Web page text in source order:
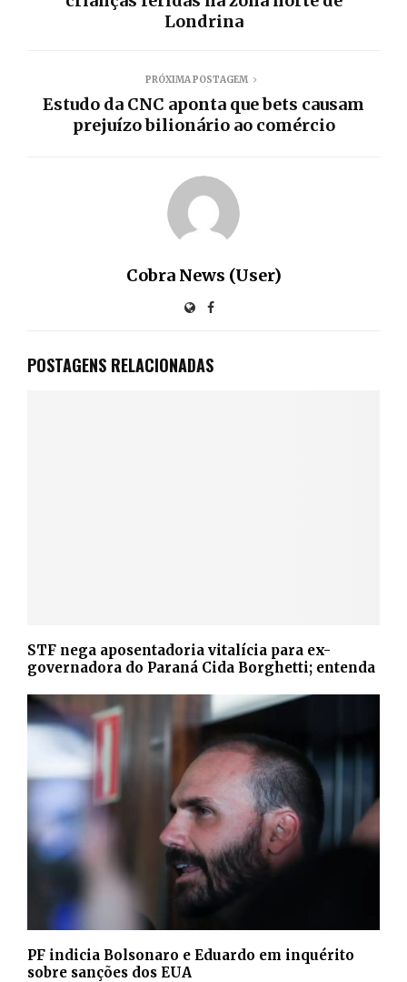
Londrina
PRÓXIMA POSTAGEM
Estudo da CNC aponta que bets causam
prejuízo bilionário ao comércio
Cobra News (User)
POSTAGENS RELACIONADAS
STF nega aposentadoria vitalícia para ex-
governadora do Paraná Cida Borghetti; entenda
PF indicia Bolsonaro e Eduardo em inquérito
sobre sanções dos EUA